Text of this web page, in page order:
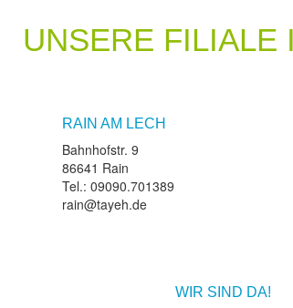
UNSERE FILIALE
RAIN AM LECH
Bahnhofstr. 9
86641 Rain
Tel.: 09090.701389
rain@tayeh.de
WIR SIND DA!